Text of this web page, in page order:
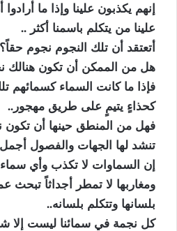
إنهم يكذبون علينا وإذا ما
علينا من يتكلم باسمنا أكثر ..
أتعتقد أن تلك النجوم نجوم حقاً؟
هل من الممكن أن تكون هنالك
فإذا ما كانت السماء كسمائهم
كحذاءٍ يتيمٍ على طريق مهجور..
فهل من المنطق حينها أن تكون
تنشد لها الجهات والفصول أجمل
إن السماوات لا تكذب وأي
ومغاربها لا تمطر أجداثاً تبحث
بلسانها وتتكلم بلسانه..
كل نجمة في سمائنا ليست إلا